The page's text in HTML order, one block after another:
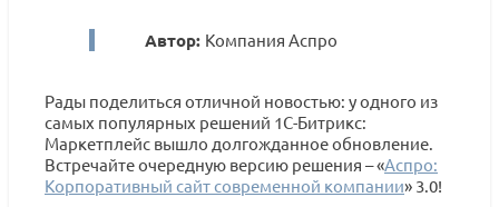
Автор: Компания Аспро
Рады поделиться отличной новостью: у одного из
самых популярных решений 1С-Битрикс:
Маркетплейс вышло долгожданное обновление.
Встречайте очередную версию решения – «Аспро:
Корпоративный сайт современной компании» 3.0!